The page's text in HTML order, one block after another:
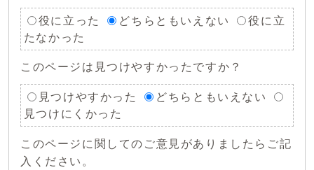
役に立った どちらともいえない
役に立
たなかった
このページは見つけやすかったですか？
見つけやすかった
どちらともいえない
見つけにくかった
このページに関してのご意見がありましたらご記
入ください。